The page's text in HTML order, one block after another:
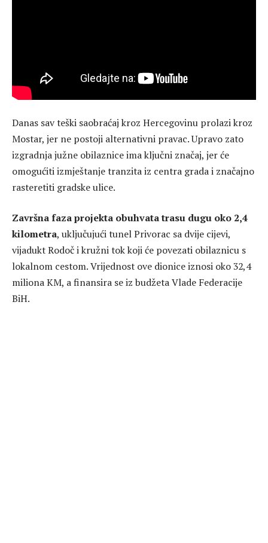
Danas sav teški saobraćaj kroz Hercegovinu prolazi kroz
Mostar, jer ne postoji alternativni pravac. Upravo zato
izgradnja južne obilaznice ima ključni značaj, jer će
omogućiti izmještanje tranzita iz centra grada i značajno
rasteretiti gradske ulice.
Završna faza projekta obuhvata trasu dugu oko 2,4
kilometra, uključujući tunel Privorac sa dvije cijevi,
vijadukt Rodoč i kružni tok koji će povezati obilaznicu s
lokalnom cestom. Vrijednost ove dionice iznosi oko 32,4
miliona KM, a finansira se iz budžeta Vlade Federacije
BiH.